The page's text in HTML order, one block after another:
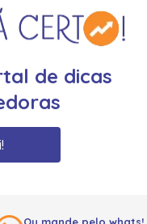
de dicas
Ou mande pelo whats!